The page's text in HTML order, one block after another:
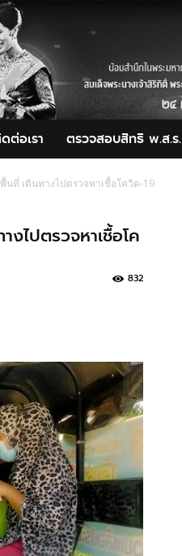
ต่อเรา ตรวจสอบสิทธิ พ.ส.ร.
ที่ เดินทางไปตรวจหาเชื้อโควิด-19
ไปตรวจหาเชื้อโค
832